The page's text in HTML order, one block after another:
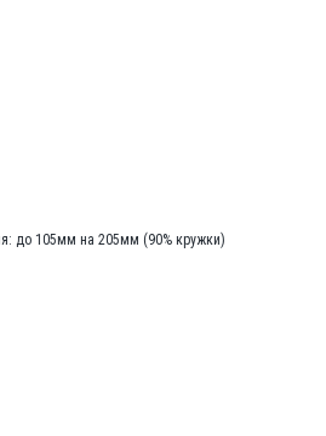
до 105мм на 205мм (90% кружки)